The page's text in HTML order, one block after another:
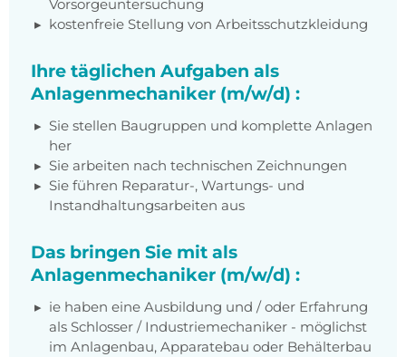
Vorsorgeuntersuchung
kostenfreie Stellung von Arbeitsschutzkleidung
Ihre täglichen Aufgaben als
Anlagenmechaniker (m/w/d) :
Sie stellen Baugruppen und komplette Anlagen
her
Sie arbeiten nach technischen Zeichnungen
Sie führen Reparatur-, Wartungs- und
Instandhaltungsarbeiten aus
Das bringen Sie mit als
Anlagenmechaniker (m/w/d) :
ie haben eine Ausbildung und / oder Erfahrung
als Schlosser / Industriemechaniker - möglichst
im Anlagenbau, Apparatebau oder Behälterbau